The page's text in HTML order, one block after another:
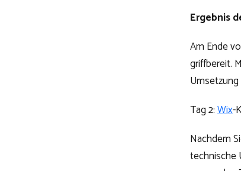
Ergebnis
Am Ende
griffbereit.
Tag 2:Wix-
Nachdem
technische